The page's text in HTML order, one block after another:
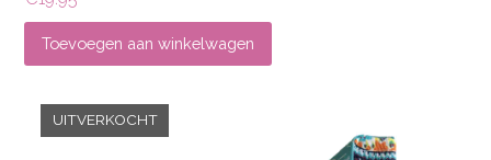
Toevoegen aan winkelwagen
UITVERKOCHT